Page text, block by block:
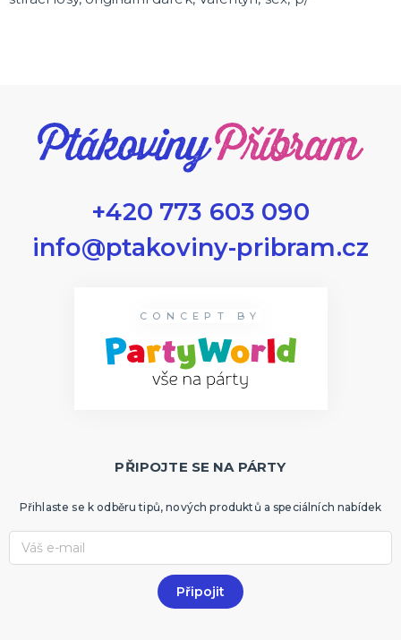
+420 773 603 090
info@ptakoviny-pribram.cz
CONCEPT BY
PŘIPOJTE SE NA PÁRTY
Přihlaste se k odběru tipů, nových produktů a speciálních nabídek